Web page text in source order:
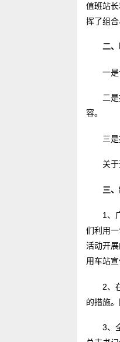
值班站
挥了组
二
一是
二
容。
三
关
三
1、
们利用
活动开
用车站
2、
的措施
3、